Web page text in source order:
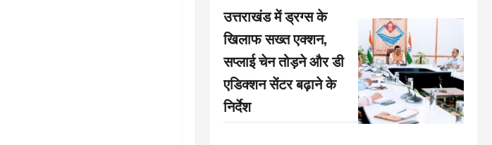
उत्तराखंड में ड्रग्स के
खिलाफ सख्त एक्शन,
सप्लाई चेन तोड़ने और डी
एडिक्शन सेंटर बढ़ाने के
निर्देश